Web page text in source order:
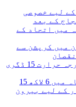
لیے خصوصی
کے بعد
میں اتحاد کے
میں کرپشن سے
کراچی میں ٹھنڈ میں اضافہ، درجہ حرارت 15 ڈگری
سخت ویزا جانچ کے درمیان 10 ماہ میں 6 لاکھ 15
کے لیے بیرون